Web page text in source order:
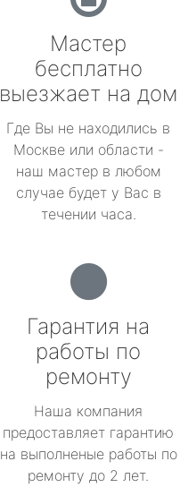
Мастер
бесплатно
выезжает на дом
Где Вы не находились в
Москве или области -
наш мастер в любом
случае будет у Вас в
течении часа.
Гарантия на
работы по
ремонту
Наша компания
предоставляет гарантию
на выполненые работы по
ремонту до 2 лет.